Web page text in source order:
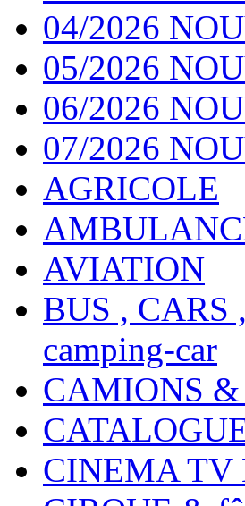
04/2026
05/2026
06/2026
07/2026
AGRICOLE
AVIATION
BUS , CARS
camping-car
CAMIONS
CINEMA TV